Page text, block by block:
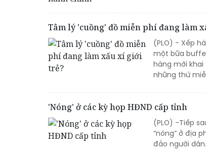
Tâm lý 'cuồng' đồ miễn phí đang làm
(PLO) - Xếp
một bữa
hàng mới
những thứ
'Nóng' ở các kỳ họp HĐND cấp tỉnh
(PLO) -Tiếp
“nóng” ở địa
đảo người dân.